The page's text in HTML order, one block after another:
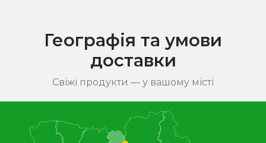
Географія та умови
доставки
Свіжі продукти — у вашому місті